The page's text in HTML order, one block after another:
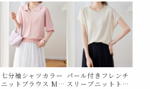
七分袖シャツカラー
ニットブラウス Me1
パール付きフレンチ
スリーブニットトッ